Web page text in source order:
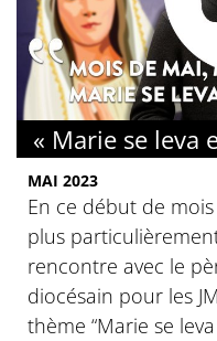
« Marie se leva
MAI 2023
En ce début de
plus
rencontre avec le
diocésain pour les
thème “Marie se